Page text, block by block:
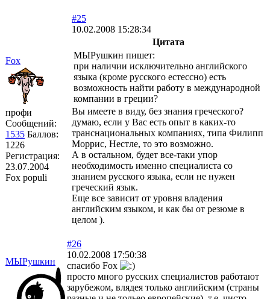
Fox
профи
Сообщений:
1535 Баллов:
1226
Регистрация:
23.07.2004
Fox populi
#25
10.02.2008 15:28:34
Цитата
МЫРушкин пишет:
при наличии исключительно английского
языка (кроме русского естессно) есть
возможность найти работу в международной
компании в греции?
Вы имеете в виду, без знания греческого?
думаю, если у Вас есть опыт в каких-то
транснациональных компаниях, типа Филипп
Моррис, Нестле, то это возможно.
А в остальном, будет все-таки упор
необходимость именно специалиста со
знанием русского языка, если не нужен
греческий язык.
Еще все зависит от уровня владения
английским языком, и как бы от резюме в
целом ).
МЫРушкин
#26
10.02.2008 17:50:38
спасибо Fox
просто много русских специалистов работают
зарубежом, влядея только английским (страны